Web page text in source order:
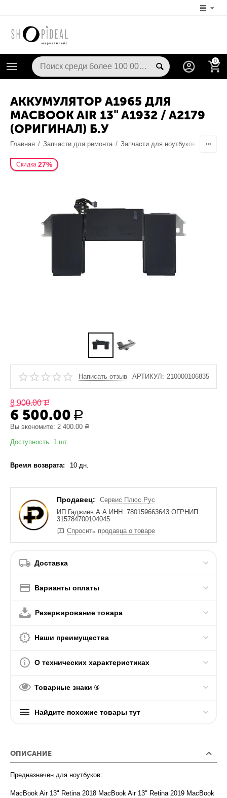
0
АККУМУЛЯТОР A1965 ДЛЯ
MACBOOK AIR 13" A1932 / A2179
(ОРИГИНАЛ) Б.У
Главная / Запчасти для ремонта / Запчасти для ноутбуков
Скидка 27%
Написать отзыв АРТИКУЛ: 210000106835
8 900.00 Р
6 500.00 Р
Вы экономите:2 400.00 Р
Доступность: 1 шт.
Время возврата: 10 дн.
Продавец:
Сервис Плюс Рус
ИП Гаджиев А.А ИНН: 780159663643 ОГРНИП:
315784700104045
Спросить продавца о товаре
Доставка
Варианты оплаты
Резервирование товара
Наши преимущества
О технических характеристиках
Товарные знаки ®
Найдите похожие товары тут
ОПИСАНИЕ
Предназначен для ноутбуков:
MacBook Air 13" Retina 2018 MacBook Air 13" Retina 2019 MacBook